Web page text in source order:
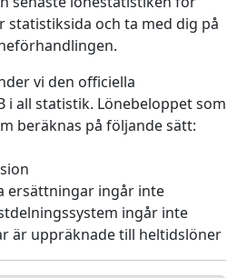
statistiksida och ta med dig på
vi den officiella
i all statistik. Lönebeloppet som
beräknas på följande sätt:
ersättningar ingår inte
ingår inte
är uppräknade till heltidslöner